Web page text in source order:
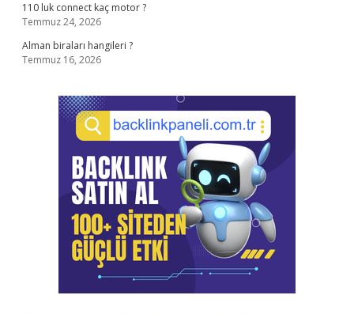
110 luk connect kaç motor ?
Temmuz 24, 2026
Alman biraları hangileri ?
Temmuz 16, 2026